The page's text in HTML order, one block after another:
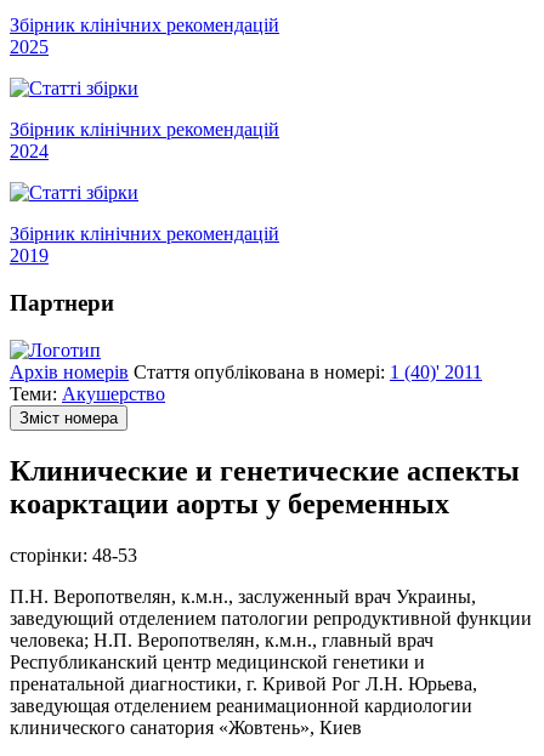
Збірник клінічних рекомендацій
2025
Збірник клінічних рекомендацій
2024
Збірник клінічних рекомендацій
2019
Партнери
Архів номерів Стаття опублікована в номері: 1 (40)' 2011
Теми: Акушерство
Зміст номера
Клинические и генетические аспекты
коарктации аорты у беременных
сторінки: 48-53
П.Н. Веропотвелян, к.м.н., заслуженный врач Украины,
заведующий отделением патологии репродуктивной функции
человека; Н.П. Веропотвелян, к.м.н., главный врач
Республиканский центр медицинской генетики и
пренатальной диагностики, г. Кривой Рог Л.Н. Юрьева,
заведующая отделением реанимационной кардиологии
клинического санатория «Жовтень», Киев